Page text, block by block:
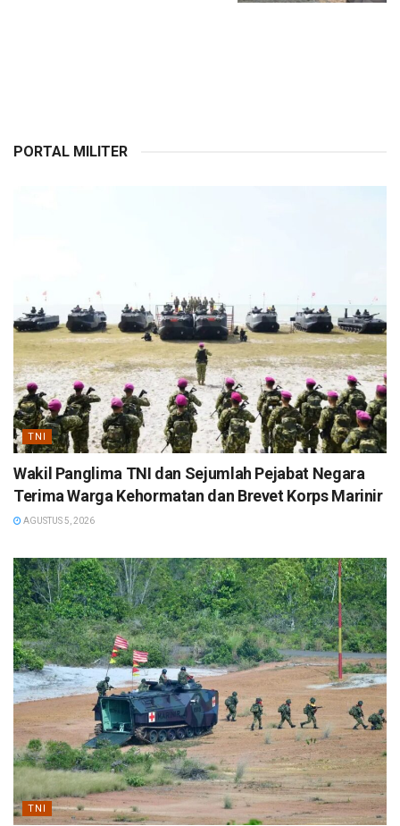
PORTAL MILITER
TNI
Wakil Panglima TNI dan Sejumlah Pejabat Negara
Terima Warga Kehormatan dan Brevet Korps Marinir
AGUSTUS 5, 2026
TNI